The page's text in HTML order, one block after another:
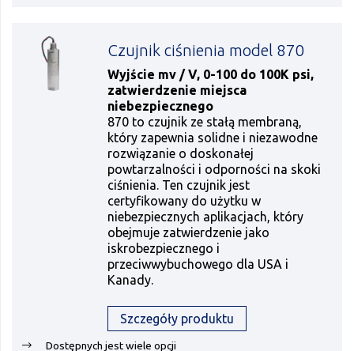
Czujnik ciśnienia model 870
Wyjście mv / V, 0-100 do 100K psi,
zatwierdzenie miejsca
niebezpiecznego
870 to czujnik ze stałą membraną,
który zapewnia solidne i niezawodne
rozwiązanie o doskonałej
powtarzalności i odporności na skoki
ciśnienia. Ten czujnik jest
certyfikowany do użytku w
niebezpiecznych aplikacjach, który
obejmuje zatwierdzenie jako
iskrobezpiecznego i
przeciwwybuchowego dla USA i
Kanady.
Szczegóły produktu
Dostępnych jest wiele opcji